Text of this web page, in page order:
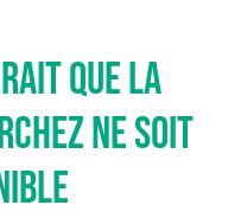
que la
ne soit